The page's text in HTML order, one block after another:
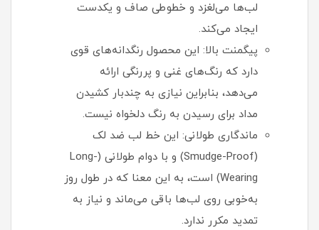
لب‌ها می‌لغزد و خطوطی صاف و یکدست
ایجاد می‌کند.
پیگمنت بالا: این محصول رنگدانه‌های قوی
دارد که رنگ‌های غنی و پررنگی ارائه
می‌دهد، بنابراین نیازی به چندبار کشیدن
مداد برای رسیدن به رنگ دلخواه نیست.
ماندگاری طولانی: این خط لب ضد لک
(Smudge-Proof) و با دوام طولانی (Long-
Wearing) است، به این معنا که در طول روز
به‌خوبی روی لب‌ها باقی می‌ماند و نیاز به
تمدید مکرر ندارد.